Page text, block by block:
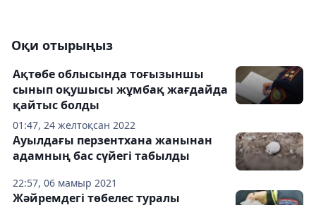
Оқи отырыңыз
01:47, 24 желтоқсан 2022
Ақтөбе облысында тоғызыншы
сынып оқушысы жұмбақ жағдайда
қайтыс болды
22:57, 06 мамыр 2021
Ауылдағы перзентхана жанынан
адамның бас сүйегі табылды
Жәйремдегі төбелес туралы